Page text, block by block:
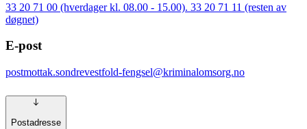
33 20 71 00 (hverdager kl. 08.00 - 15.00). 33 20 71 11 (resten av
døgnet)
E-post
postmottak.sondrevestfold-fengsel@kriminalomsorg.no
Postadresse